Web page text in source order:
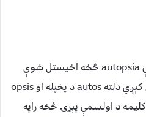
له لرغونې یوناني کلمې autopsia څخه اخیستل شوې
چې پخپله د یو څه لیدلو ته ویل کېږي دلته autos د پخپله او opsis
د لیدلو په معنا ده.د autopsy کلیمه د اولسمې پېړۍ څخه راپه